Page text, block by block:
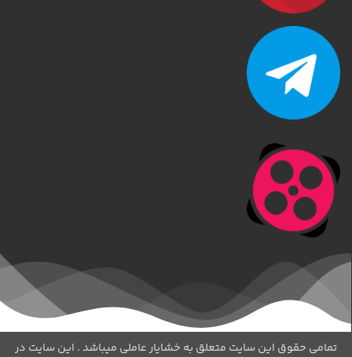
تمامی حقوق این سایت متعلق به خشایار عاملی میباشد . این سایت در